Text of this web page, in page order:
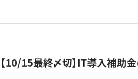
【10/15最終〆切】IT導入補助